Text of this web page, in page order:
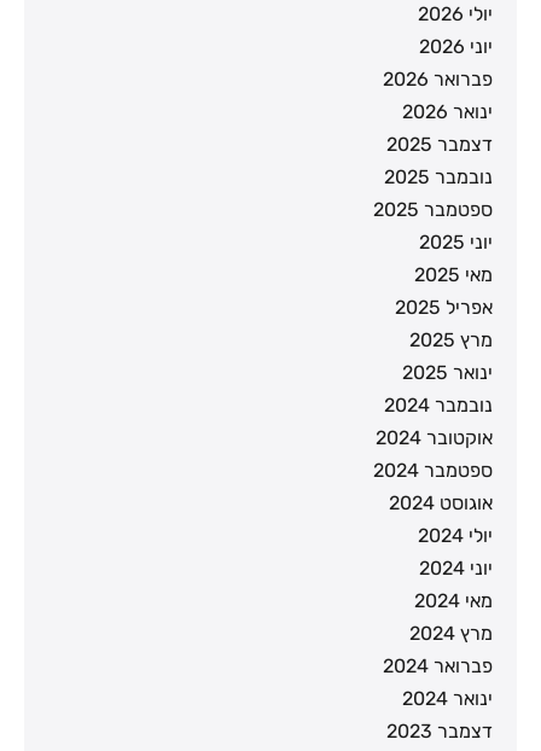
יולי 2026
יוני 2026
פברואר 2026
ינואר 2026
דצמבר 2025
נובמבר 2025
ספטמבר 2025
יוני 2025
מאי 2025
אפריל 2025
מרץ 2025
ינואר 2025
נובמבר 2024
אוקטובר 2024
ספטמבר 2024
אוגוסט 2024
יולי 2024
יוני 2024
מאי 2024
מרץ 2024
פברואר 2024
ינואר 2024
דצמבר 2023